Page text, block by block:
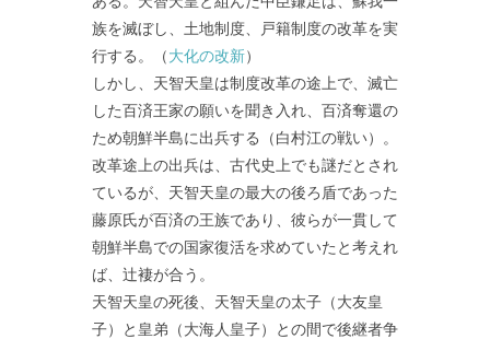
族を滅ぼし、土地制度、戸籍制度の改革を実
行する。（大化の改新）
しかし、天智天皇は制度改革の途上で、滅亡
した百済王家の願いを聞き入れ、百済奪還の
ため朝鮮半島に出兵する（白村江の戦い）。
改革途上の出兵は、古代史上でも謎だとされ
ているが、天智天皇の最大の後ろ盾であった
藤原氏が百済の王族であり、彼らが一貫して
朝鮮半島での国家復活を求めていたと考えれ
ば、辻褄が合う。
天智天皇の死後、天智天皇の太子（大友皇
子）と皇弟（大海人皇子）との間で後継者争